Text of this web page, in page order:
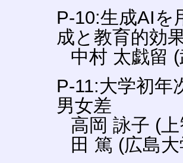
P-10:生成AIを
成と教育的効
中村 太戯留
P-11:大学初年
男女差
高岡 詠子 (
田 篤 (広島